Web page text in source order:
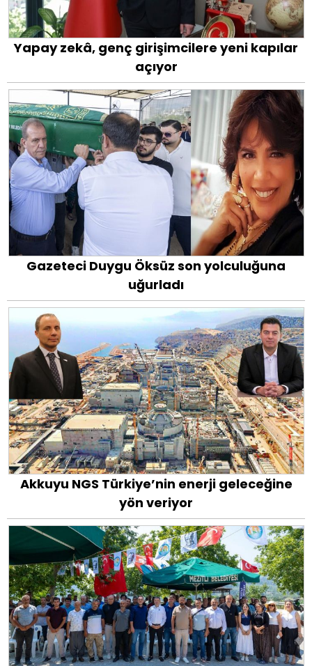
Yapay zekâ, genç girişimcilere yeni kapılar
açıyor
Gazeteci Duygu Öksüz son yolculuğuna
uğurladı
Akkuyu NGS Türkiye’nin enerji geleceğine
yön veriyor